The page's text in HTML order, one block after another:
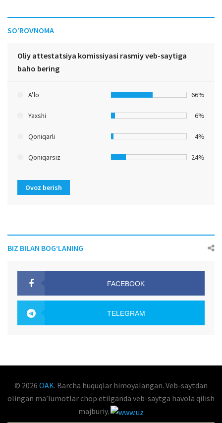
SO‘ROVNOMA
Oliy attestatsiya komissiyasi rasmiy veb-saytiga
baho bering
A’lo 66%
Yaxshi 6%
Qoniqarli 4%
Qoniqarsiz 24%
Ovoz berish
BIZ BILAN BOG‘LANING
FACEBOOK
TELEGRAM
© 2026 OAK. Barcha huquqlar himoyalangan. Veb-saytdan
olingan maʼlumotlar chop etilganda veb-saytga havola qilish
majburiy.